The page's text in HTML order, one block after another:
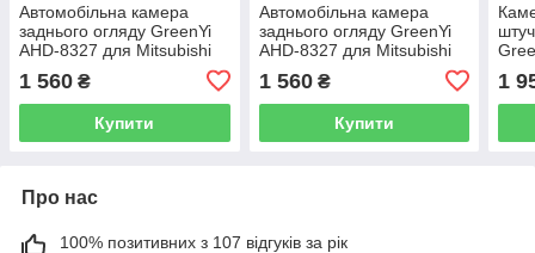
Автомобільна камера
заднього огляду GreenYi
AHD-8327 для Mitsubishi
1 560 ₴
Купити
Автомобільна камера
заднього огляду GreenYi
AHD-8327 для Mitsubishi
1 560₴
Купити
1
Про нас
100% позитивних з 107 відгуків за рік